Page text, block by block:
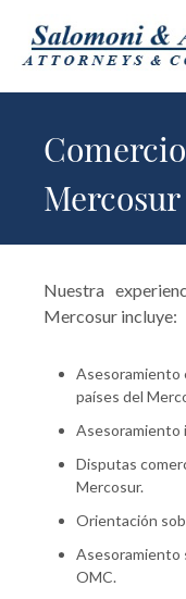
Mercosur
Nuestra
Mercosur incluye:
Asesoramiento
países del
Asesoramiento
Disputas
Mercosur.
Orientación
Asesoramiento
OMC.